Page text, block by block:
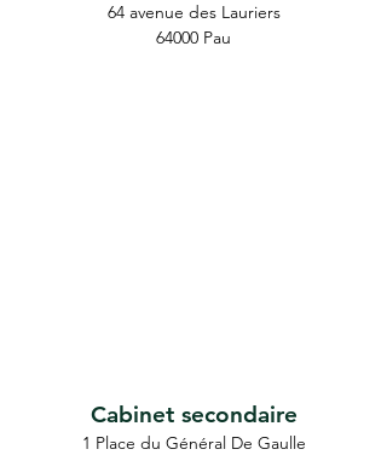
64 avenue des Lauriers
64000 Pau
Cabinet secondaire
1 Place du Général De Gaulle